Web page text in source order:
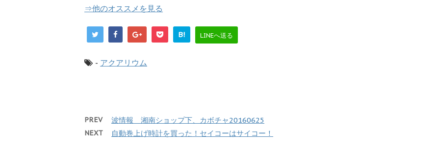
⇒他のオススメを見る
B! LINEへ送る
- アクアリウム
PREV 波情報 湘南ショップ下、カボチャ20160625
NEXT 自動巻上げ時計を買った！セイコーはサイコー！